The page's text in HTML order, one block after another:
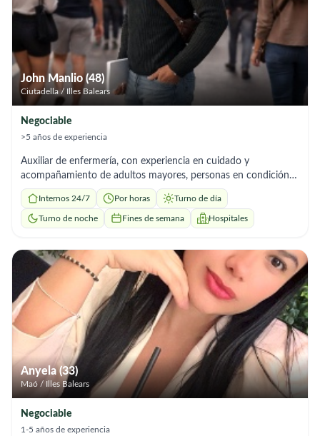
John Manlio (48)
Ciutadella / Illes Balears
Negociable
>5 años de experiencia
Auxiliar de enfermería, con experiencia en cuidado y
acompañamiento de adultos mayores, personas en condición
de enfermedad y/o discapacidad; ofrezco mis servicios para el
cuidado por horas o por jornada diurna o nocturna, posibilidad
d trabajo interno; referencias laborales a solicitud.
Internos 24/7 Por horas Turno de día
Turno de noche Fines de semana Hospitales
Anyela (33)
Maó / Illes Balears
Negociable
1-5 años de experiencia